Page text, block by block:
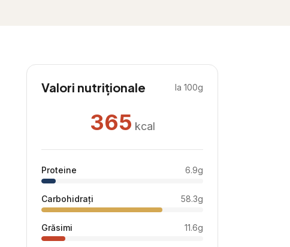
Valori nutriționale la 100g
365 kcal
Proteine 6.9g
Carbohidrați 58.3g
Grăsimi 11.6g